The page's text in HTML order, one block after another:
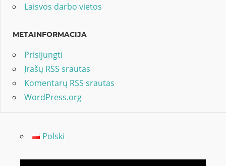
Laisvos darbo vietos
METAINFORMACIJA
Prisijungti
Įrašų RSS srautas
Komentarų RSS srautas
WordPress.org
Polski